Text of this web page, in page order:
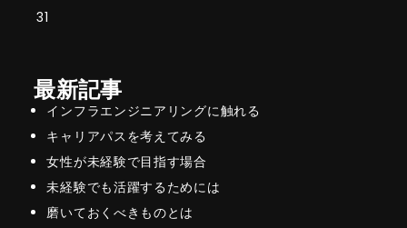
31
最新記事
インフラエンジニアリングに触れる
キャリアパスを考えてみる
女性が未経験で目指す場合
未経験でも活躍するためには
磨いておくべきものとは